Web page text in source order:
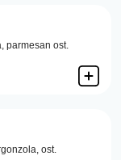
parmesan ost.
ost.